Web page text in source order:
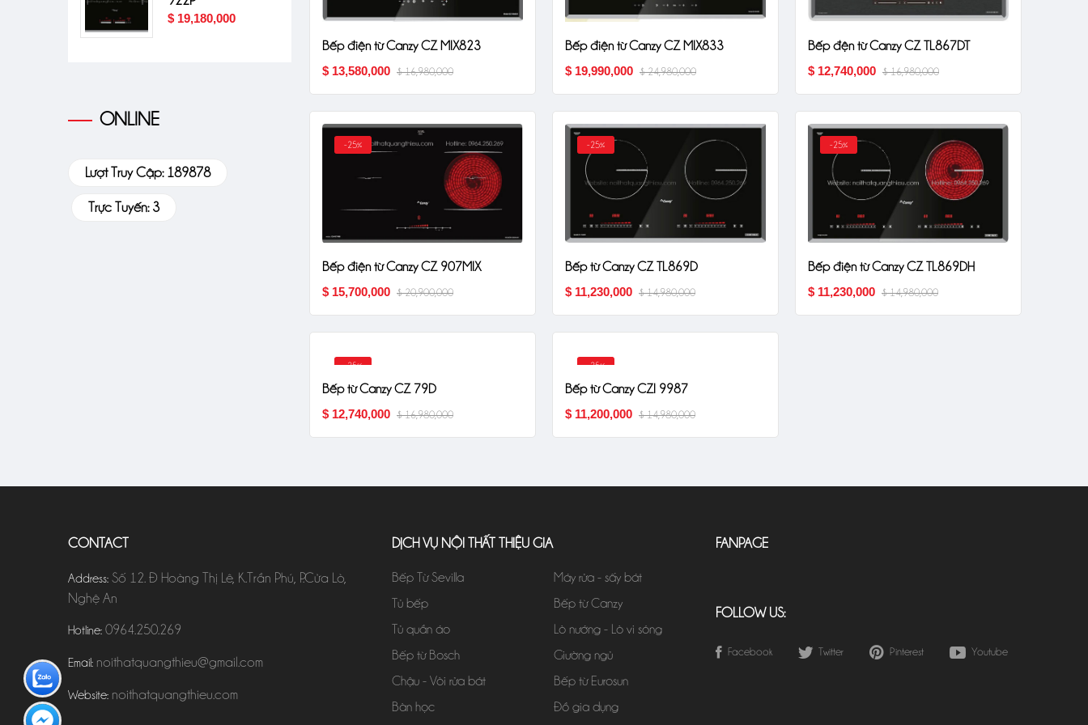
Bếp điện từ Canzy CZ MIX823
$ 13,580,000 $ 16,980,000
Bếp điện từ Canzy CZ MIX833
$ 19,990,000 $ 24,980,000
Bếp đện từ Canzy CZ TL867DT
$ 12,740,000 $ 16,980,000
-25%
Bếp điện từ Canzy CZ 907MIX
$ 15,700,000 $ 20,900,000
-25%
Bếp từ Canzy CZ TL869D
$ 11,230,000 $ 14,980,000
-25%
Bếp điện từ Canzy CZ TL869DH
$ 11,230,000 $ 14,980,000
-25%
Bếp từ Canzy CZ 79D
$ 12,740,000 $ 16,980,000
-25%
Bếp từ Canzy CZI 9987
$ 11,200,000 $ 14,980,000
$ 19,180,000 $ 9,800,000
gỗ cao cấp QT-14
ONLINE
Lượt Truy Cập: 189878
Trực Tuyến: 3
CONTACT
Address: Số 12. Đ Hoàng Thị Lê, K.Trần Phú, P.Cửa Lò,
Nghệ An
Hotline: 0964.250.269
Email: noithatquangthieu@gmail.com
Website: noithatquangthieu.com
DỊCH VỤ NỘI THẤT THIỆU GIA
Bếp Từ Sevilla
Máy rửa - sấy bát
Tủ bếp
Bếp từ Canzy
Tủ quần áo
Lò nướng - Lò vi sóng
Bếp từ Bosch
Giường ngủ
Chậu - Vòi rửa bát
Bếp từ Eurosun
Bàn học
Đồ gia dụng
FANPAGE
FOLLOW US:
Facebook Twitter Pinterest Youtube